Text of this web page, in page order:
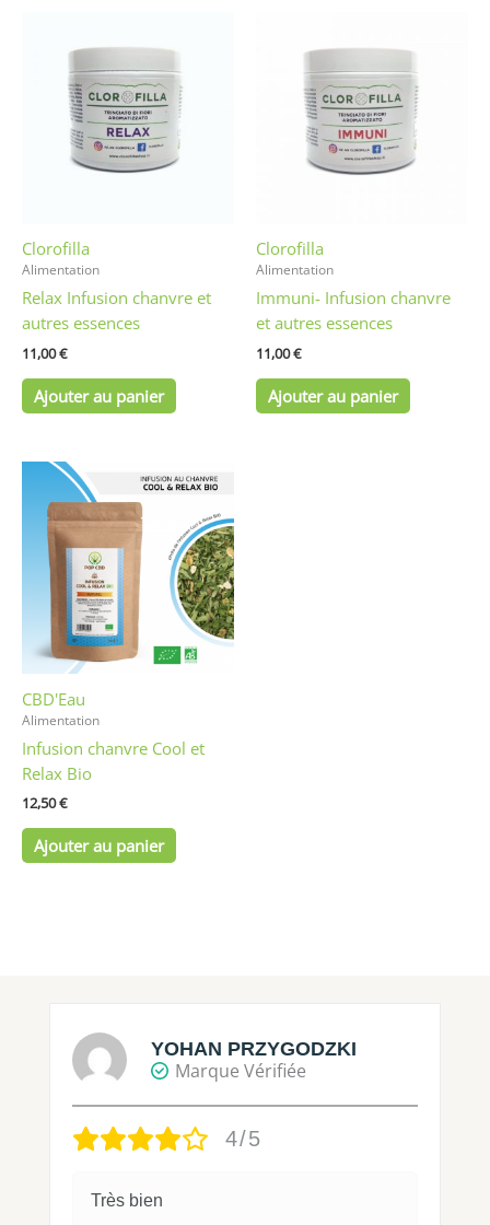
Clorofilla
Alimentation
Relax Infusion chanvre et
autres essences
11,00€
Ajouter au panier
Clorofilla
Alimentation
Immuni- Infusion chanvre
et autres essences
11,00€
Ajouter au panier
CBD'Eau
Alimentation
Infusion chanvre Cool et
Relax Bio
12,50€
Ajouter au panier
YOHAN PRZYGODZKI
Marque Vérifiée
4/5
Très bien